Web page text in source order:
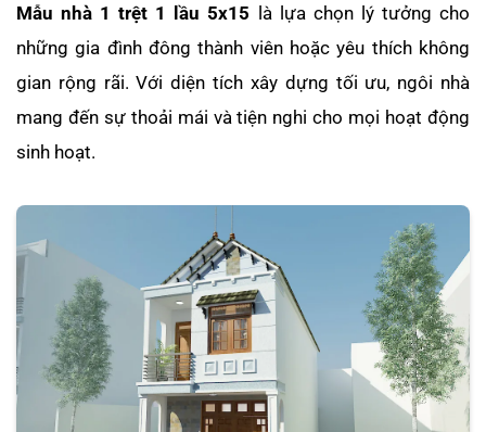
Mẫu nhà 1 trệt 1 lầu 5x15 là lựa chọn lý tưởng cho
những gia đình đông thành viên hoặc yêu thích không
gian rộng rãi. Với diện tích xây dựng tối ưu, ngôi nhà
mang đến sự thoải mái và tiện nghi cho mọi hoạt động
sinh hoạt.